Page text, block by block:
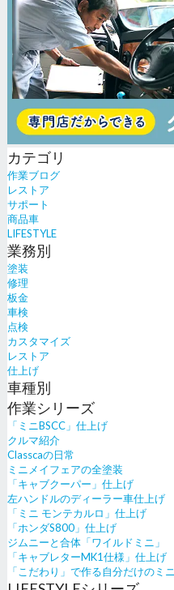
カテゴリ
作業ブログ
レストア
サポート
商品車
LIFESTYLE
業務別
塗装
修理
板金
車検
点検
カスタマイズ
レストア
仕上げ
車種別
作業シリーズ
「ミニBSCC」仕上げ
クルマ紹介
Classcaの日常
ミニメイフェアの全塗装
「キャブクーパー」仕上げ
左ハンドルのディーラー車仕上げ
「ミニ モンテカルロ」仕上げ
「ホンダS800」仕上げ
ジムニーと合体「ワイルドミニ」
「キャブレターMK1仕様」仕上げ
「こだわり」で作る自分だけのミニ